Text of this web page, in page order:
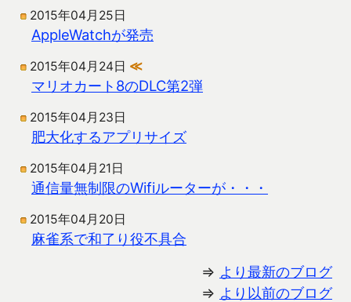
2015年04月25日
AppleWatchが発売
2015年04月24日 ≪
マリオカート8のDLC第2弾
2015年04月23日
肥大化するアプリサイズ
2015年04月21日
通信量無制限のWifiルーターが・・・
2015年04月20日
麻雀系で和了り役不具合
⇒ より最新のブログ
⇒ より以前のブログ